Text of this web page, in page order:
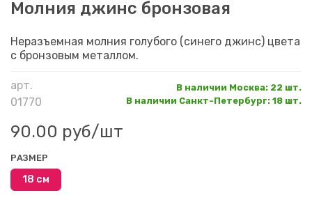
арт.
01770
В наличии Москва: 22 шт.
В наличии Санкт-Петербург: 18 шт.
Молния джинс бронзовая
90.00 руб/шт
РАЗМЕР
18 см
Неразъемная молния голубого (синего джинс) цвета
с бронзовым металлом.